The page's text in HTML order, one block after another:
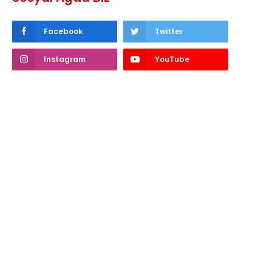
Facebook Twitter
Instagram YouTube